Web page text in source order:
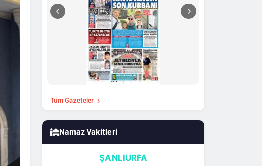
Tüm Gazeteler
Namaz Vakitleri
ŞANLIURFA